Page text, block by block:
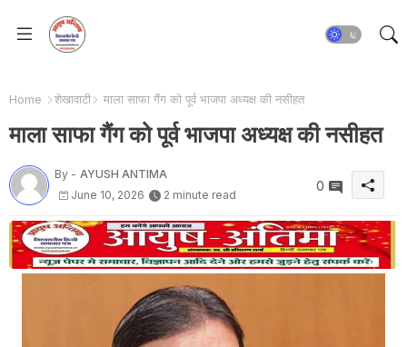
Home शेखावाटी माला साफा गैंग को पूर्व भाजपा अध्यक्ष की नसीहत
माला साफा गैंग को पूर्व भाजपा अध्यक्ष की नसीहत
By - AYUSH ANTIMA
June 10, 2026
2 minute read
0